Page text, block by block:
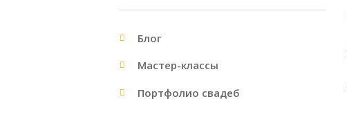
Блог
Мастер-классы
Портфолио свадеб